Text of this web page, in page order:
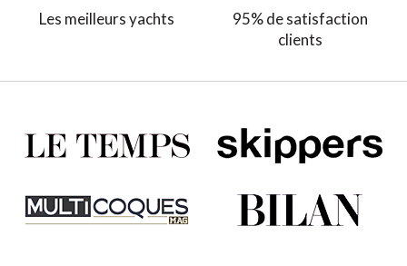
Les meilleurs yachts
95% de satisfaction
clients